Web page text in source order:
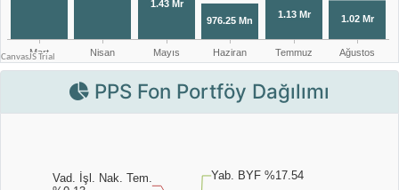
PPS Fon Portföy Dağılımı